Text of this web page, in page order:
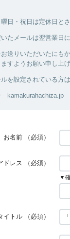
日・祝日は定休日と
たメールは翌営業日
送りいただいたにも
すようお願い申し上げ
を設定されている方
kamakurahachiza.jp
お名前 （必須）
ドレス （必須）
▼
イトル （必須）